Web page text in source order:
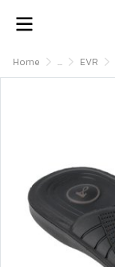
Home ... EVR